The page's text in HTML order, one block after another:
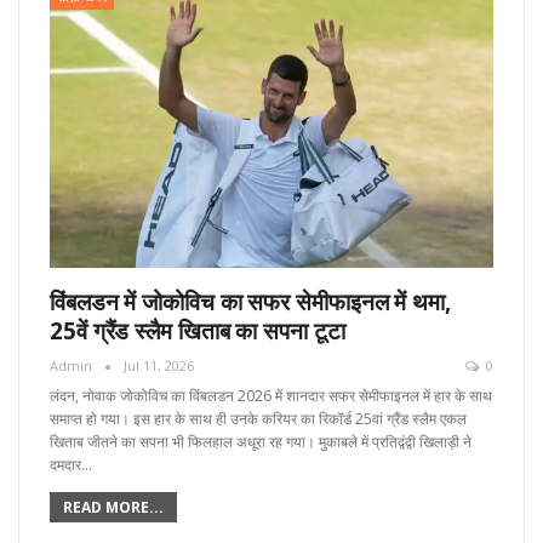
विंबलडन में जोकोविच का सफर सेमीफाइनल में थमा,
25वें ग्रैंड स्लैम खिताब का सपना टूटा
Admin Jul 11, 2026 0
लंदन, नोवाक जोकोविच का विंबलडन 2026 में शानदार सफर सेमीफाइनल में हार के साथ
समाप्त हो गया। इस हार के साथ ही उनके करियर का रिकॉर्ड 25वां ग्रैंड स्लैम एकल
खिताब जीतने का सपना भी फिलहाल अधूरा रह गया। मुकाबले में प्रतिद्वंद्वी खिलाड़ी ने
दमदार…
READ MORE...